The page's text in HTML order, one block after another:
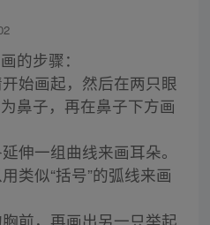
的步骤：
始画起，然后在两只眼
鼻子，再在鼻子下方画
伸一组曲线来画耳朵。
类似“括号”的弧线来画
前，再画出另一只举起